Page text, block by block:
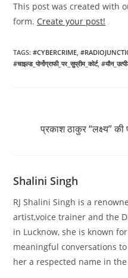
This post was created with
form. Create your post!
TAGS:#CYBERCRIME,
#चाइल्ड_पोर्नोग्राफी_पर_सुप्रीम_कोर्ट,
articlesप्रकाश ठाकुर “लक्ष्य” की
Shalini Singh
RJ Shalini Singh is a
artist,voice trainer and the
in Lucknow, she is known
meaningful conversations
her a respected name in